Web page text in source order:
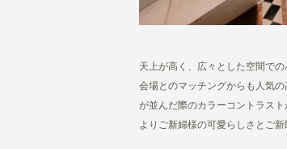
天上が高く、広々とした空間で
会場とのマッチングからも人気
が並んだ際のカラーコントラスト
よりご新婦様の可愛らしさとご